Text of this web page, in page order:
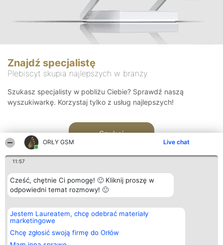
ORŁY GSM Live chat
11:57
Cześć, chętnie Ci pomogę! 🙂 Kliknij proszę w
odpowiedni temat rozmowy! 🙂
Jestem Laureatem, chcę odebrać materiały
marketingowe
Chcę zgłosić swoją firmę do Orłów
Znajdź specjalistę
Plebiscyt skupia najlepszych w branży
Szukasz specjalisty w pobliżu Ciebie? Sprawdź naszą
wyszukiwarkę. Korzystaj tylko z usług najlepszych!
Szukaj
Organizator plebiscytu
Bright Side Solutions sp. z o.
o. sp. k.
ul. Ruska 22
Wrocław 50-079
Plebiscyt
Laureaci
wszystkich
Laureatów
Kontakt
Kontakt